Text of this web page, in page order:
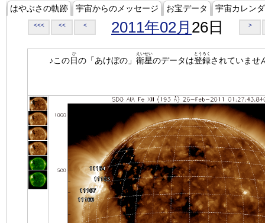
はやぶさの軌跡 宇宙からのメッセージ お宝データ 宇宙カレン
<<< << < 2011年02月 26日 >
♪この日
ひ
の「あけぼの」 衛星
えいせい
のデータは登録
とうろく
されていませ